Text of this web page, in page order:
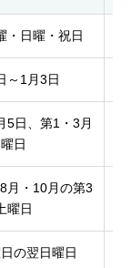
・日曜・祝日
～1月3日
5日、第1・3月
曜日
月・10月の第3
曜日
日の翌日曜日